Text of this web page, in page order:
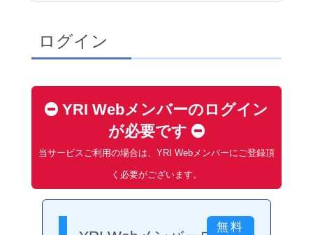
ログイン
YRI Webメンバーのログイン
が必要です
当サービスご利用の場合は、YRI Webメンバーにご登録頂
く必要がございます。